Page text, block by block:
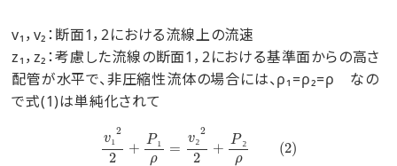
v₁，v₂：断面1，2における流線上の流速
z₁，z₂：考慮した流線の断面1，2における基準面からの高さ
配管が水平で、非圧縮性流体の場合には、ρ₁=ρ₂=ρ なの
で式(1)は単純化されて
v₁2
2
+ P₁
ρ
=
v₂2
2
+ P₂
ρ
(2)
2 P₁ 2 P₂